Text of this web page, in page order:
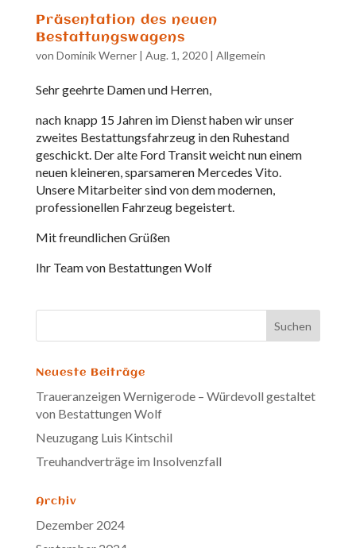
Präsentation des neuen
Bestattungswagens
von Dominik Werner| Aug. 1, 2020| Allgemein
Sehr geehrte Damen und Herren,
nach knapp 15 Jahren im Dienst haben wir unser
zweites Bestattungsfahrzeug in den Ruhestand
geschickt. Der alte Ford Transit weicht nun einem
neuen kleineren, sparsameren Mercedes Vito.
Unsere Mitarbeiter sind von dem modernen,
professionellen Fahrzeug begeistert.
Mit freundlichen Grüßen
Ihr Team von Bestattungen Wolf
Neueste Beiträge
Traueranzeigen Wernigerode – Würdevoll gestaltet
von Bestattungen Wolf
Neuzugang Luis Kintschil
Treuhandverträge im Insolvenzfall
Archiv
Dezember 2024